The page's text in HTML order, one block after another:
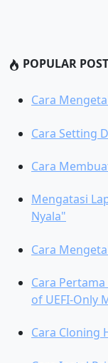
POPULAR POST
Cara
Cara Setting
Cara
Mengatasi
Nyala"
Cara
Cara
of UEFI-Only
Cara Cloning